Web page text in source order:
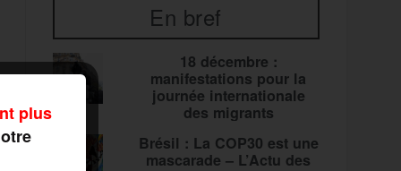
En bref
18 décembre :
manifestations pour la
journée internationale
des migrants
Brésil : La COP30 est une
mascarade – L’Actu des
plus